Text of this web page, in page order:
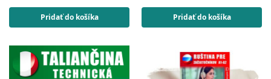
Pridať do košíka Pridať do košíka